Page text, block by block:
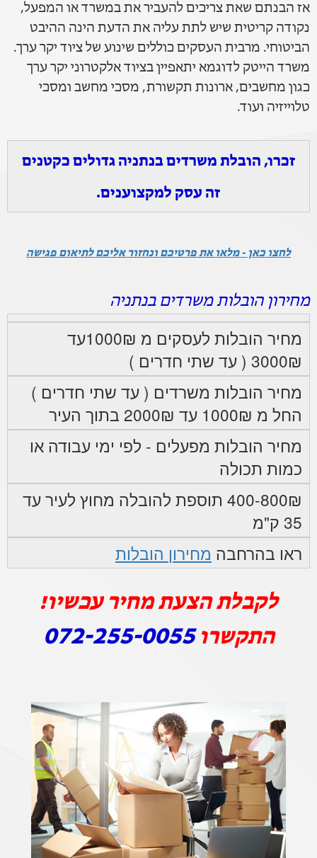
אז הבנתם שאת צריכים להעביר את במשרד או המפעל,
נקודה קריטית שיש לתת עליה את הדעת הינה ההיבט
הביטוחי. מרבית העסקים כוללים שינוע של ציוד יקר ערך.
משרד הייטק לדוגמא יתאפיין בציוד אלקטרוני יקר ערך
כגון מחשבים, ארונות תקשורת, מסכי מחשב ומסכי
טלוייזיה ועוד.
זכרו, הובלת משרדים בנתניה גדולים כקטנים
זה עסק למקצוענים.
לחצו כאן - מלאו את פרטיכם ונחזור אליכם לתיאום פגישה
מחירון הובלות משרדים בנתניה
מחיר הובלות לעסקים מ 1000₪עד
3000₪ ( עד שתי חדרים )
מחיר הובלות משרדים ( עד שתי חדרים )
החל מ 1000₪ עד 2000₪ בתוך העיר
מחיר הובלות מפעלים - לפי ימי עבודה או
כמות תכולה
400-800₪ תוספת להובלה מחוץ לעיר עד
35 ק"מ
ראו בהרחבה מחירון הובלות
לקבלת הצעת מחיר עכשיו!
התקשרו072-255-0055